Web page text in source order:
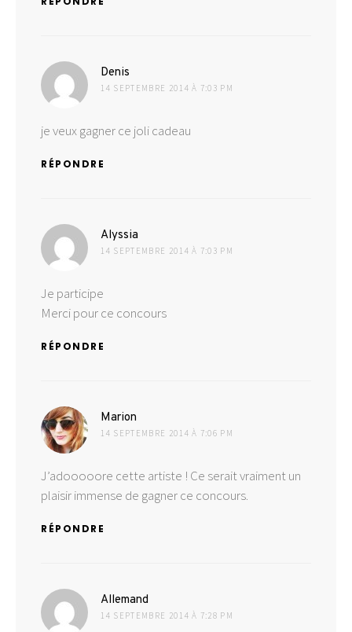
Denis
14 SEPTEMBRE 2014 À 7:03 PM
je veux gagner ce joli cadeau
RÉPONDRE
Alyssia
14 SEPTEMBRE 2014 À 7:03 PM
Je participe
Merci pour ce concours
RÉPONDRE
Marion
14 SEPTEMBRE 2014 À 7:06 PM
J’adooooore cette artiste ! Ce serait vraiment un
plaisir immense de gagner ce concours.
RÉPONDRE
Allemand
14 SEPTEMBRE 2014 À 7:28 PM